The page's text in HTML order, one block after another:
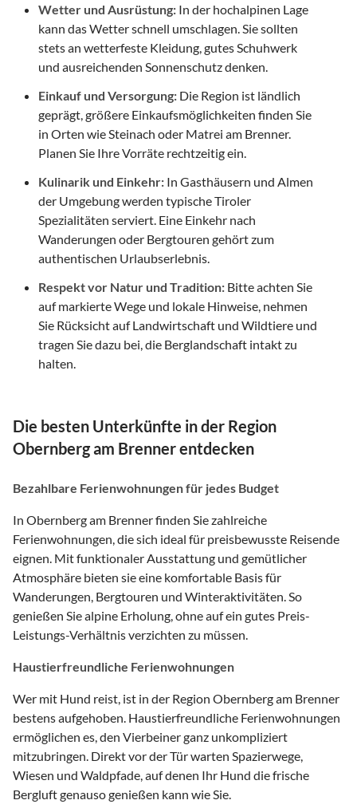
Wetter und Ausrüstung: In der hochalpinen Lage
kann das Wetter schnell umschlagen. Sie sollten
stets an wetterfeste Kleidung, gutes Schuhwerk
und ausreichenden Sonnenschutz denken.
Einkauf und Versorgung: Die Region ist ländlich
geprägt, größere Einkaufsmöglichkeiten finden Sie
in Orten wie Steinach oder Matrei am Brenner.
Planen Sie Ihre Vorräte rechtzeitig ein.
Kulinarik und Einkehr: In Gasthäusern und Almen
der Umgebung werden typische Tiroler
Spezialitäten serviert. Eine Einkehr nach
Wanderungen oder Bergtouren gehört zum
authentischen Urlaubserlebnis.
Respekt vor Natur und Tradition: Bitte achten Sie
auf markierte Wege und lokale Hinweise, nehmen
Sie Rücksicht auf Landwirtschaft und Wildtiere und
tragen Sie dazu bei, die Berglandschaft intakt zu
halten.
Die besten Unterkünfte in der Region
Obernberg am Brenner entdecken
Bezahlbare Ferienwohnungen für jedes Budget
In Obernberg am Brenner finden Sie zahlreiche
Ferienwohnungen, die sich ideal für preisbewusste Reisende
eignen. Mit funktionaler Ausstattung und gemütlicher
Atmosphäre bieten sie eine komfortable Basis für
Wanderungen, Bergtouren und Winteraktivitäten. So
genießen Sie alpine Erholung, ohne auf ein gutes Preis-
Leistungs-Verhältnis verzichten zu müssen.
Haustierfreundliche Ferienwohnungen
Wer mit Hund reist, ist in der Region Obernberg am Brenner
bestens aufgehoben. Haustierfreundliche Ferienwohnungen
ermöglichen es, den Vierbeiner ganz unkompliziert
mitzubringen. Direkt vor der Tür warten Spazierwege,
Wiesen und Waldpfade, auf denen Ihr Hund die frische
Bergluft genauso genießen kann wie Sie.